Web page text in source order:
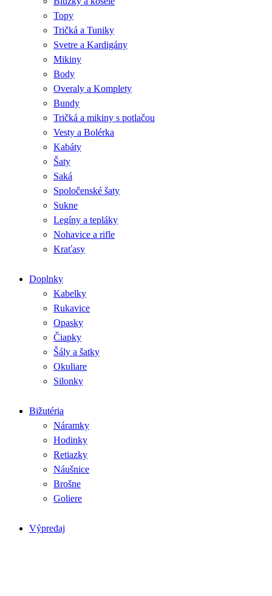
Topy
Tričká a Tuniky
Svetre a Kardigány
Mikiny
Body
Overaly a Komplety
Bundy
Tričká a mikiny s potlačou
Vesty a Bolérka
Kabáty
Šaty
Saká
Spoločenské šaty
Sukne
Legíny a tepláky
Nohavice a rifle
Kraťasy
Doplnky
Kabelky
Rukavice
Opasky
Čiapky
Šály a šatky
Okuliare
Silonky
Bižutéria
Náramky
Hodinky
Retiazky
Náušnice
Brošne
Goliere
Výpredaj